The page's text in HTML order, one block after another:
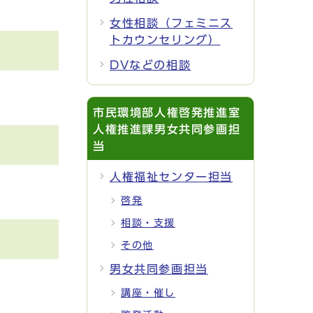
女性相談（フェミニス
トカウンセリング）
DVなどの相談
市民環境部人権啓発推進室
人権推進課男女共同参画担
当
人権福祉センター担当
啓発
相談・支援
その他
男女共同参画担当
講座・催し